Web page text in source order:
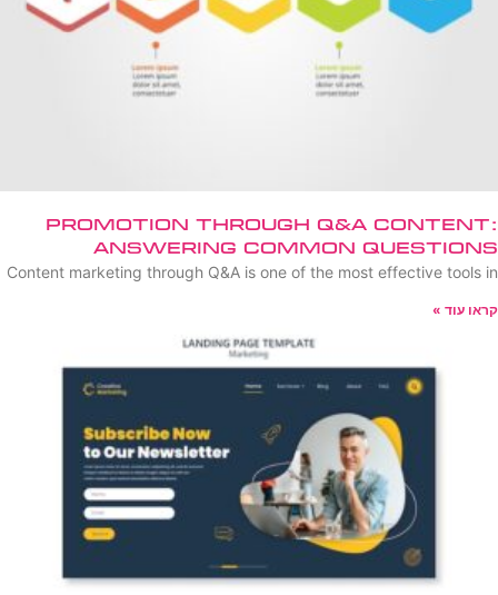
Promotion Through Q&A Content:
Answering Common Questions
Content marketing through Q&A is one of the most effective tools in
קראו עוד »